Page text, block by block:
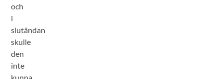
och
i
slutändan
skulle
den
inte